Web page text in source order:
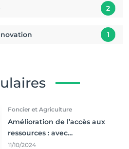
2
1
Foncier et Agriculture
Amélioration de l’accès aux
ressources : avec
l'incontournable ’agriculture
11/10/2024